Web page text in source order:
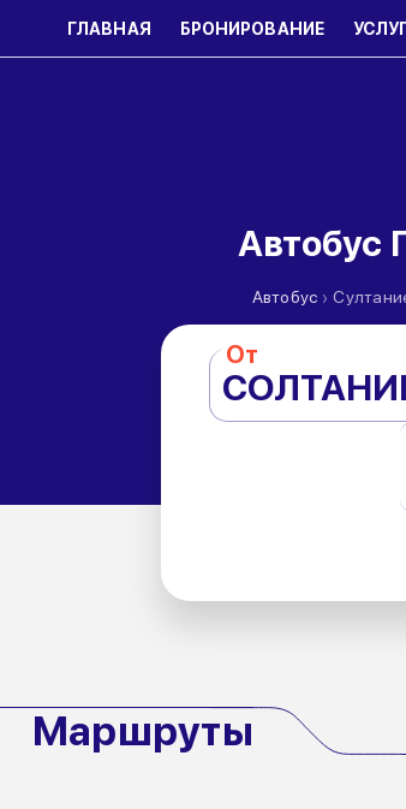
ГЛАВНАЯ БРОНИРОВАНИЕ
Автобус
Автобус ›
От
Маршруты